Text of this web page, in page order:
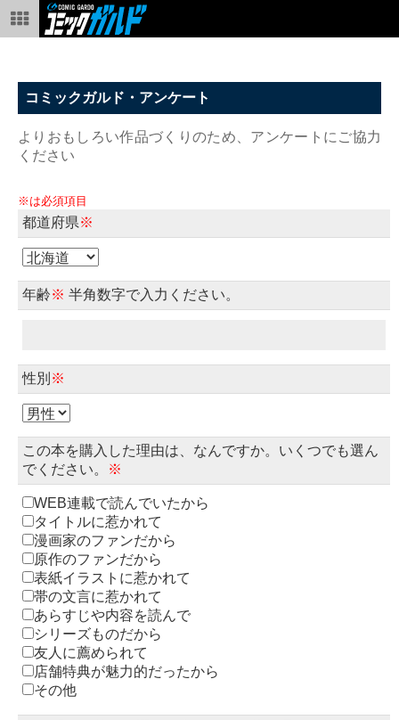
コミックガルド・アンケート
よりおもしろい作品づくりのため、アンケートにご協力
ください
※は必須項目
都道府県※
年齢※ 半角数字で入力ください。
性別 ※
この本を購入した理由は、なんですか。いくつでも選ん
でください。
※
WEB連載で読んでいたから
タイトルに惹かれて
漫画家のファンだから
原作のファンだから
表紙イラストに惹かれて
帯の文言に惹かれて
あらすじや内容を読んで
シリーズものだから
友人に薦められて
店舗特典が魅力的だったから
その他